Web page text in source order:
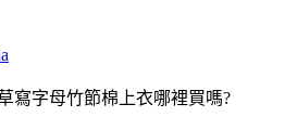
寫字母竹節棉上衣哪裡買嗎?